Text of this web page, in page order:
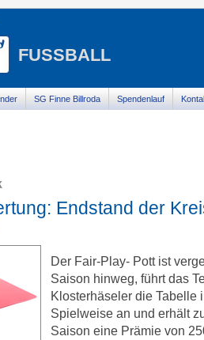
FUSSBALL
SG Finne Billroda Spendenlauf
Endstand der
Der Fair-Play- Pott ist
Saison hinweg, führt das
Klosterhäseler die Tabelle
Spielweise an und erhält
Saison eine Prämie von